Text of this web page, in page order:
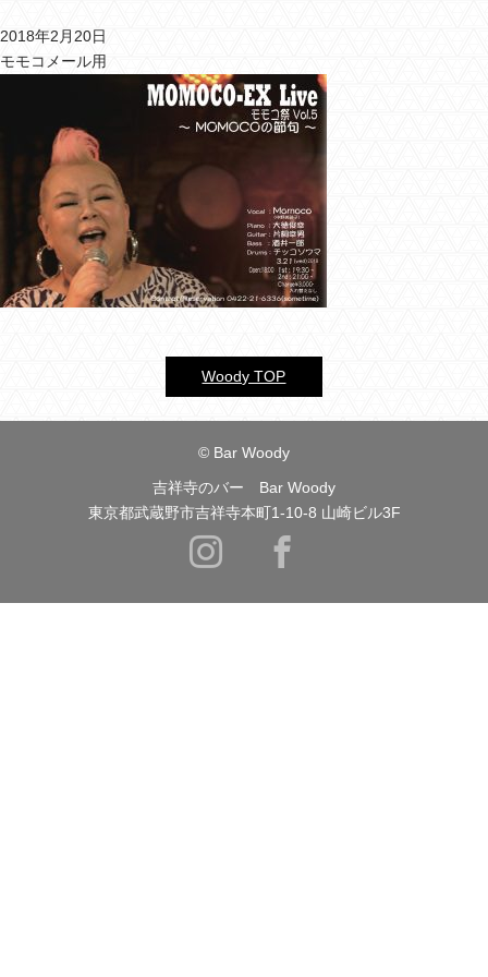
バー ウッディについて
メニュー＆料金
おすすめカクテル
交通のご案内
フォトギャラリー
過去のブログ
2018年2月20日
モモコメール用
Woody TOP
© Bar Woody
吉祥寺のバー Bar Woody
東京都武蔵野市吉祥寺本町1-10-8 山崎ビル3F